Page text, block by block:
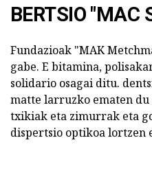
BERTSIO "MAC
Fundazioak "MAK
gabe. E bitamina,
solidario osagai ditu.
matte larruzko ematen du
txikiak eta zimurrak eta
dispertsio optikoa lortzen